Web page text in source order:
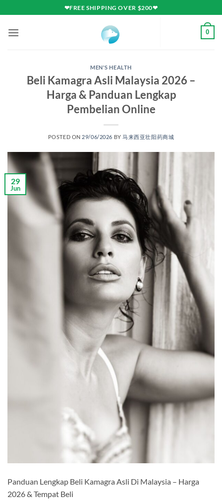
to
content
❤FREE SHIPPING OVER $200❤
0
MEN'S HEALTH
Beli Kamagra Asli Malaysia 2026 –
Harga & Panduan Lengkap
Pembelian Online
POSTED ON 29/06/2026 BY 马来西亚壮阳药商城
29
Jun
Panduan Lengkap Beli Kamagra Asli Di Malaysia – Harga
2026 & Tempat Beli